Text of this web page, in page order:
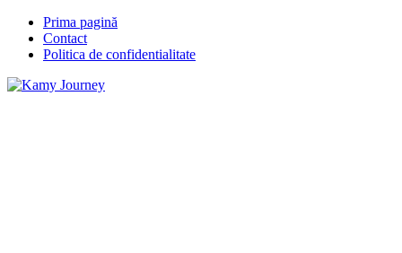
Prima pagină
Contact
Politica de confidentialitate